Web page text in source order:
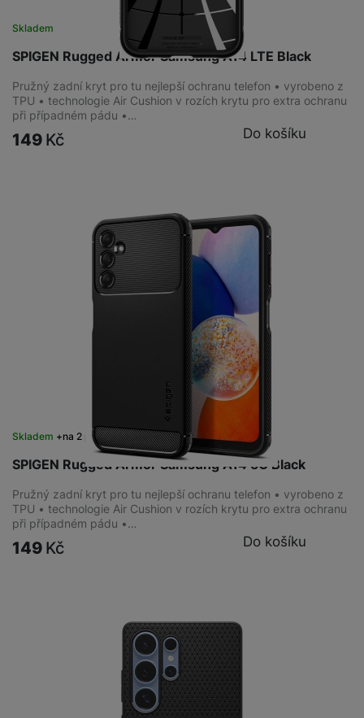
SPIGEN Rugged Armor Samsung A14 LTE Black
Skladem
Pružný zadní kryt pro tu nejlepší ochranu telefon • vyrobeno z
TPU • technologie Air Cushion v rozích krytu pro extra ochranu
při případném pádu •…
149 Kč Do košíku
SPIGEN Rugged Armor Samsung A14 5G Black
Skladem na 2 prodejnách
Pružný zadní kryt pro tu nejlepší ochranu telefon • vyrobeno z
TPU • technologie Air Cushion v rozích krytu pro extra ochranu
při případném pádu •…
149 Kč Do košíku